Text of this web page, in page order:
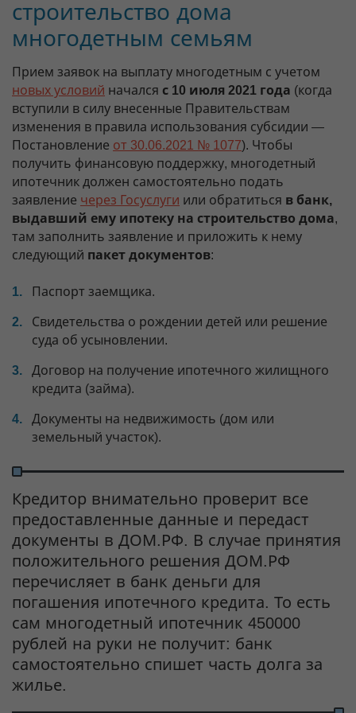
строительство дома
многодетным семьям
Прием заявок на выплату многодетным с учетом
новых условий начался с 10 июля 2021 года (когда
вступили в силу внесенные Правительствам
изменения в правила использования субсидии —
Постановление от 30.06.2021 № 1077). Чтобы
получить финансовую поддержку, многодетный
ипотечник должен самостоятельно подать
заявление через Госуслуги или обратиться в банк,
выдавший ему ипотеку на строительство дома,
там заполнить заявление и приложить к нему
следующий пакет документов:
Паспорт заемщика.
Свидетельства о рождении детей или решение
суда об усыновлении.
Договор на получение ипотечного жилищного
кредита (займа).
Документы на недвижимость (дом или
земельный участок).
Кредитор внимательно проверит все
предоставленные данные и передаст
документы в ДОМ.РФ. В случае принятия
положительного решения ДОМ.РФ
перечисляет в банк деньги для
погашения ипотечного кредита. То есть
сам многодетный ипотечник 450000
рублей на руки не получит: банк
самостоятельно спишет часть долга за
жилье.